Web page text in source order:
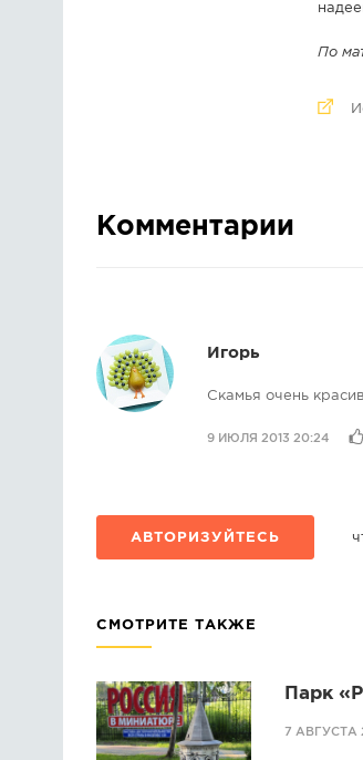
По
Комментарии
Игорь
Скамья очень
9 ИЮЛЯ 2013 20:24
АВТОРИЗУЙТЕСЬ
СМОТРИТЕ ТАКЖЕ
Парк
7 АВГУСТА